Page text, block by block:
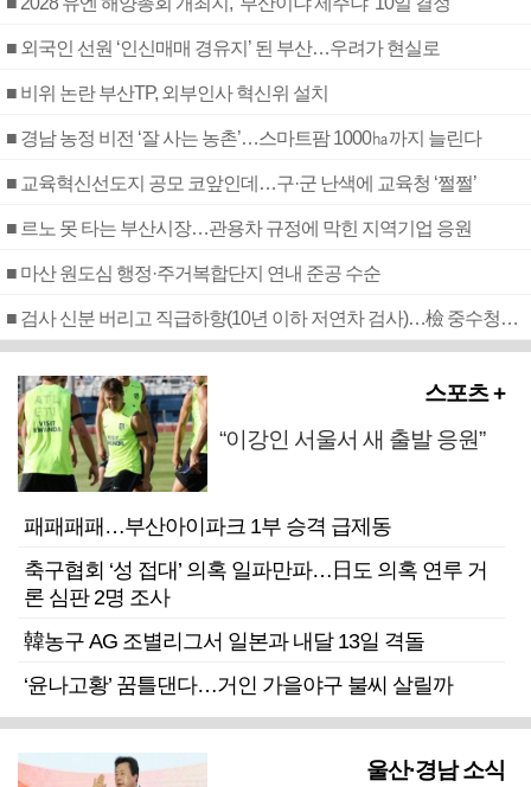
■ 외국인 선원 ‘인신매매 경유지’ 된 부산…우려가 현실로
■ 비위 논란 부산TP, 외부인사 혁신위 설치
■ 경남 농정 비전 ‘잘 사는 농촌’…스마트팜 1000㏊까지 늘린다
■ 교육혁신선도지 공모 코앞인데…구·군 난색에 교육청 ‘쩔쩔’
■ 르노 못 타는 부산시장…관용차 규정에 막힌 지역기업 응원
■ 마산 원도심 행정·주거복합단지 연내 준공 수순
■ 검사 신분 버리고 직급하향(10년 이하 저연차 검사)…檢 중수청행 기피
스포츠 +
“이강인 서울서 새 출발 응원”
패패패패…부산아이파크 1부 승격 급제동
축구협회 ‘성 접대’ 의혹 일파만파…日도 의혹 연루 거
론 심판 2명 조사
韓농구 AG 조별리그서 일본과 내달 13일 격돌
‘윤나고황’ 꿈틀댄다…거인 가을야구 불씨 살릴까
울산·경남 소식